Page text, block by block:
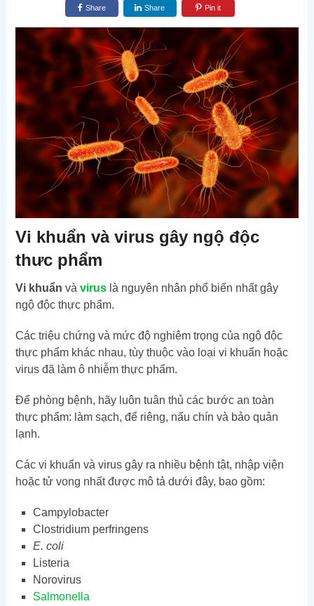
Share Share Pin it
Vi khuẩn và virus gây ngộ độc
thưc phẩm
Vi khuẩn và viruslà nguyên nhân phổ biến nhất gây
ngộ độc thực phẩm.
Các triệu chứng và mức độ nghiêm trọng của ngộ độc
thực phẩm khác nhau, tùy thuộc vào loại vi khuẩn hoặc
virus đã làm ô nhiễm thực phẩm.
Để phòng bệnh, hãy luôn tuân thủ các bước an toàn
thực phẩm: làm sạch, để riêng, nấu chín và bảo quản
lạnh.
Các vi khuẩn và virus gây ra nhiều bệnh tật, nhập viện
hoặc tử vong nhất được mô tả dưới đây, bao gồm:
Campylobacter
Clostridium perfringens
E. coli
Listeria
Norovirus
Salmonella